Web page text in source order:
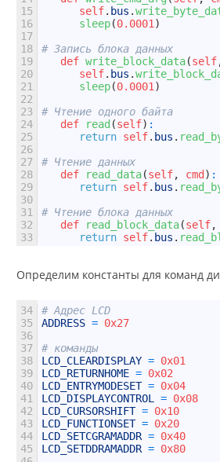
15
16
17
18
19
20
21
22
23
24
25
26
27
28
29
30
31
32
33
self. bus .
sleep(0.0001 )
# Запись блока данных
def write_block_data(self
self. bus .
sleep(0.0001 )
# Чтение одного байта
def
read (self) :
return self. bus .
# Чтение данных
def
read_data(self, cmd ) :
return self. bus .
# Чтение блока данных
def
read_block_data(self,
return self. bus .
Определим константы для команд
34
35
36
37
38
39
40
41
42
43
44
45
# Адрес LCD
ADDRESS = 0x27
# команды
LCD_CLEARDISPLAY = 0x01
LCD_RETURNHOME = 0x02
LCD_ENTRYMODESET = 0x04
LCD_DISPLAYCONTROL
= 0x08
LCD_CURSORSHIFT = 0x10
LCD_FUNCTIONSET = 0x20
LCD_SETCGRAMADDR = 0x40
LCD_SETDDRAMADDR = 0x80